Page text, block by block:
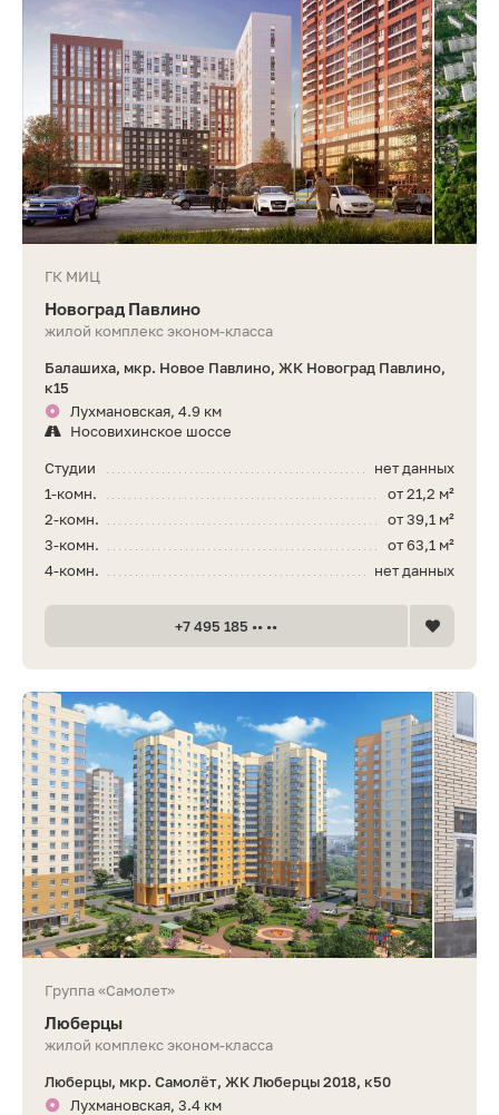
ГК МИЦ
Новоград Павлино
жилой комплекс эконом-класса
Балашиха, мкр. Новое Павлино, ЖК Новоград Павлино,
к15
Лухмановская, 4.9 км
Носовихинское шоссе
нет данных
Студии
от 21,2 м²
1-комн.
от 39,1 м²
2-комн.
от 63,1 м²
3-комн.
нет данных
4-комн.
+7 495 185 •• ••
Группа «Самолет»
Люберцы
жилой комплекс эконом-класса
Люберцы, мкр. Самолёт, ЖК Люберцы 2018, к50
Лухмановская, 3.4 км